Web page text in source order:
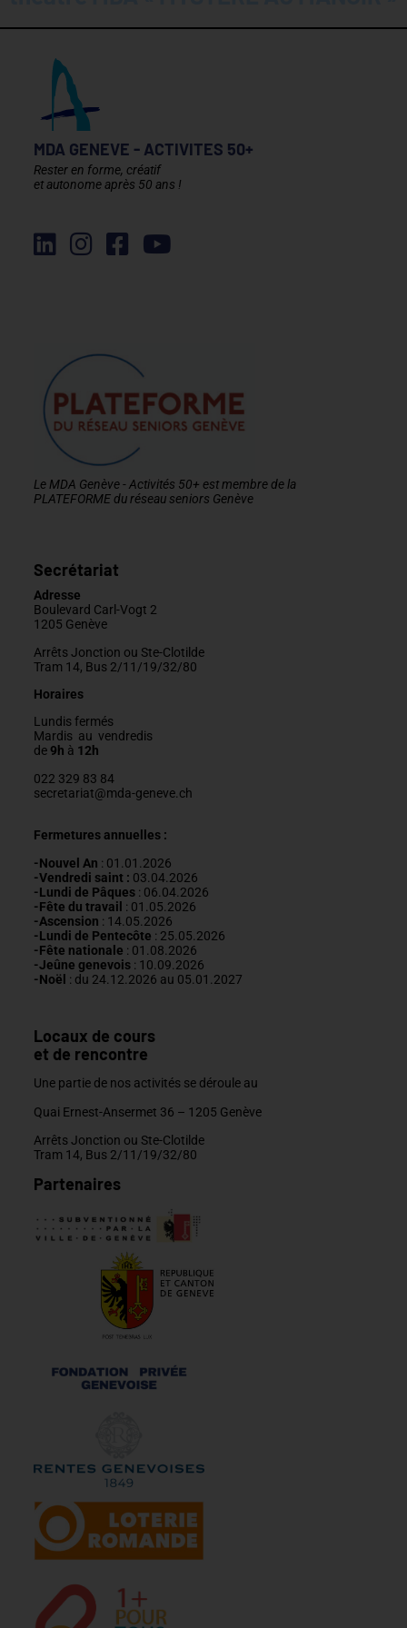
MDA GENEVE - ACTIVITES 50+
Rester en forme, créatif
et autonome après 50 ans !
Le MDA Genève - Activités 50+ est membre de la
PLATEFORME du réseau seniors Genève
Secrétariat
Adresse
Boulevard Carl-Vogt 2
1205 Genève
Arrêts Jonction ou Ste-Clotilde
Tram 14, Bus 2/11/19/32/80
Horaires
Lundis fermés
Mardis au vendredis
de9h à 12h
022 329 83 84
secretariat@mda-geneve.ch
Fermetures annuelles :
-Nouvel An : 01.01.2026
-Vendredi saint : 03.04.2026
-Lundi de Pâques: 06.04.2026
-Fête du travail : 01 .05.2026
-Ascension : 14.05.2026
-Lundi de Pentecôte : 25.05.2026
-Fête nationale : 01.08.2026
-Jeûne genevois: 10.09.2026
-Noël : du 24.12.2026 au 05.01.2027
Locaux de cours
et de rencontre
Une partie de nos activités se déroule au
Quai Ernest-Ansermet 36 – 1205 Genève
Arrêts Jonction ou Ste-Clotilde
Tram 14, Bus 2/11/19/32/80
Partenaires